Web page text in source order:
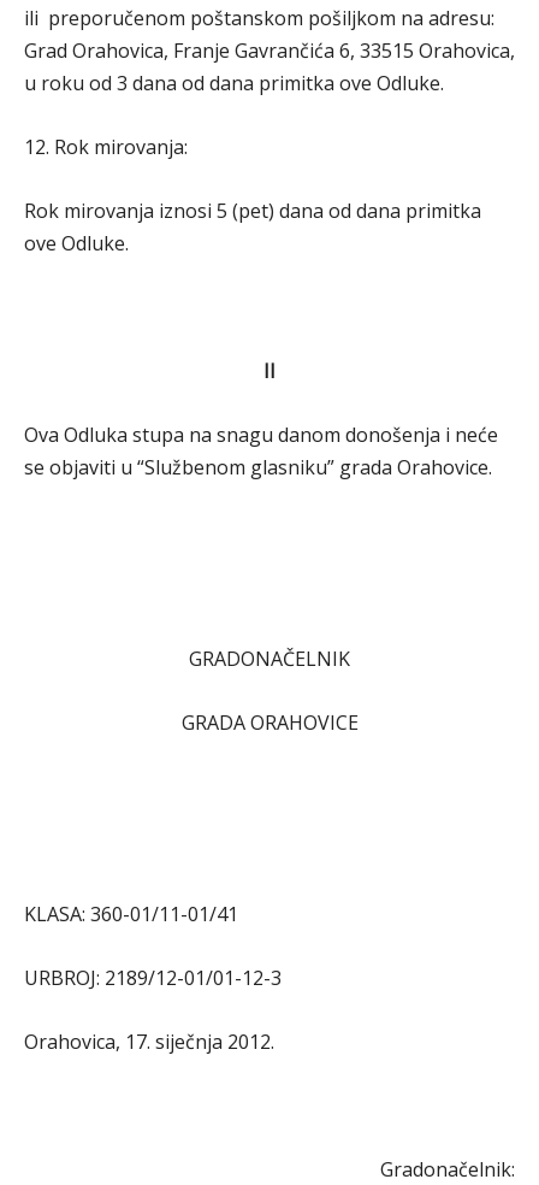
ili preporučenom poštanskom pošiljkom na adresu:
Grad Orahovica, Franje Gavrančića 6, 33515 Orahovica,
u roku od 3 dana od dana primitka ove Odluke.
12. Rok mirovanja:
Rok mirovanja iznosi 5 (pet) dana od dana primitka
ove Odluke.
II
Ova Odluka stupa na snagu danom donošenja i neće
se objaviti u “Službenom glasniku” grada Orahovice.
GRADONAČELNIK
GRADA ORAHOVICE
KLASA: 360-01/11-01/41
URBROJ: 2189/12-01/01-12-3
Orahovica, 17. siječnja 2012.
Gradonačelnik: